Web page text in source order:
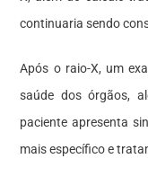
continuaria sendo
Após o raio-X, um
saúde dos órgãos,
paciente apresenta
mais específico e